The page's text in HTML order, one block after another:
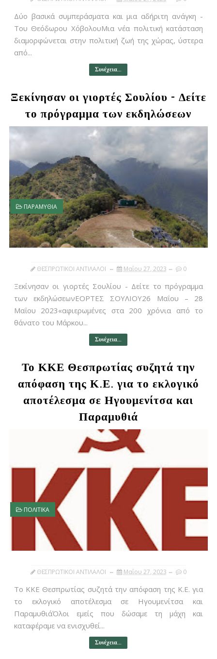
Δύο βασικά συμπεράσματα και μια αδήριτη ανάγκη -
Του Θεόδωρου ΧόβολουΜια νέα πολιτική κατάσταση
διαμορφώνεται στην πολιτική ζωή της χώρας, ύστερα
από...
Συνέχεια...
Ξεκίνησαν οι γιορτές Σουλίου - Δείτε
το πρόγραμμα των εκδηλώσεων
ΠΑΡΑΜΥΘΙΑ
ΘΕΣΠΡΩΤΙΚΟΙ ΑΝΤΙΛΑΛΟΙ Μαΐου 27, 2023 0
Ξεκίνησαν οι γιορτές Σουλίου - Δείτε το πρόγραμμα
των εκδηλώσεωνΕΟΡΤΕΣ ΣΟΥΛΙΟΥ26 Μαΐου – 28
Μαΐου 2023«αφιερωμένες στα 200 χρόνια από το
θάνατο του Μάρκου...
Συνέχεια...
Το ΚΚΕ Θεσπρωτίας συζητά την
απόφαση της Κ.Ε. για το εκλογικό
αποτέλεσμα σε Ηγουμενίτσα και
Παραμυθιά
ΠΟΛΙΤΙΚΑ
ΘΕΣΠΡΩΤΙΚΟΙ ΑΝΤΙΛΑΛΟΙ Μαΐου 27, 2023 0
Το ΚΚΕ Θεσπρωτίας συζητά την απόφαση της Κ.Ε. για
το εκλογικό αποτέλεσμα σε Ηγουμενίτσα και
ΠαραμυθιάΌλοι εμείς που δώσαμε τη μάχη και
καταφέραμε να ενισχυθεί...
Συνέχεια...